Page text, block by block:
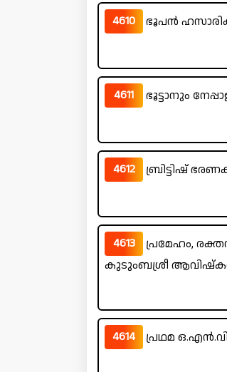
4610 ഭൂപൻ
4611 ഭൂട്ടാനും
4612 ബ്രിട്ടിഷ്
4613
പ്രമേഹം,
കുടുംബശ്രീ
4614 പ്രഥമ